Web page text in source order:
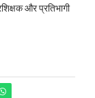
और प्रतिभागी